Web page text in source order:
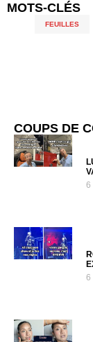
MOTS-CLÉS
FEUILLES
COUPS DE
6
6